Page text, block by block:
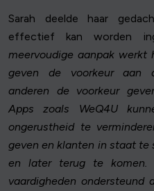
Sarah deelde haar
effectief kan worden
meervoudige aanpak
geven de voorkeur aan
anderen de voorkeur
Apps zoals WeQ4U
ongerustheid te
geven en klanten in staat
en later terug te komen.
vaardigheden